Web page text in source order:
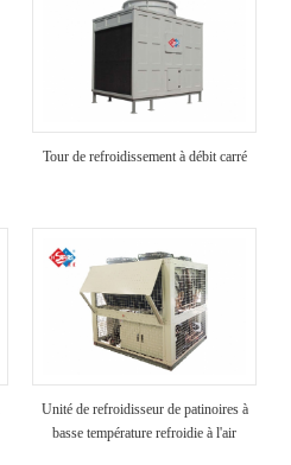
Tour de refroidissement à débit carré
Unité de refroidisseur de patinoires à
basse température refroidie à l'air